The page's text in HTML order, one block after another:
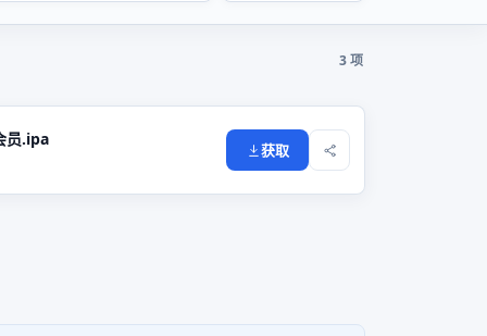
3 项
员.ipa
获取